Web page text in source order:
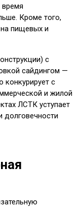
Кроме того,
пищевых и
с
сайдингом —
конкурирует с
и жилой
ЛСТК уступает
долговечности